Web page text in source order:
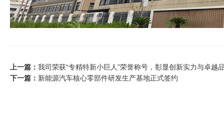
上一篇： 我司荣获“专精特新小巨人”荣誉称号，彰显创新实力与卓越
下一篇： 新能源汽车核心零部件研发生产基地正式签约